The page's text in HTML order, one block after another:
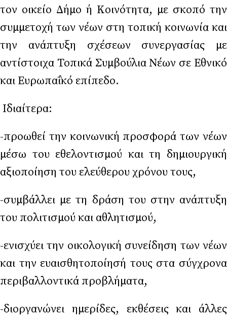
τον οικείο Δήμο ή Κοινότητα, με σκοπό την
συμμετοχή των νέων στη τοπική κοινωνία και
την ανάπτυξη σχέσεων συνεργασίας με
αντίστοιχα Τοπικά Συμβούλια Νέων σε Εθνικό
και Ευρωπαΐκό επίπεδο.
Ιδιαίτερα:
-προωθεί την κοινωνική προσφορά των νέων
μέσω του εθελοντισμού και τη δημιουργική
αξιοποίηση του ελεύθερου χρόνου τους,
-συμβάλλει με τη δράση του στην ανάπτυξη
του πολιτισμού και αθλητισμού,
-ενισχύει την οικολογική συνείδηση των νέων
και την ευαισθητοποίησή τους στα σύγχρονα
περιβαλλοντικά προβλήματα,
-διοργανώνει ημερίδες, εκθέσεις και άλλες